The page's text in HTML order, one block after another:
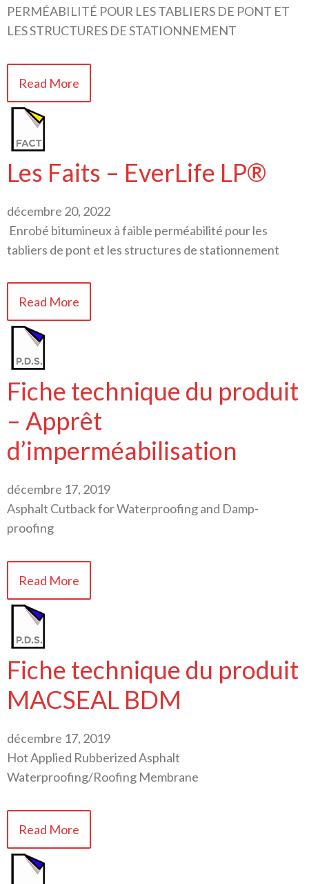
PERMÉABILITÉ POUR LES TABLIERS DE PONT ET
LES STRUCTURES DE STATIONNEMENT
Read More
Les Faits – EverLife LP®
décembre 20, 2022
Enrobé bitumineux à faible perméabilité pour les
tabliers de pont et les structures de stationnement
Read More
Fiche technique du produit
– Apprêt
d’imperméabilisation
décembre 17, 2019
Asphalt Cutback for Waterproofing and Damp-
proofing
Read More
Fiche technique du produit
MACSEAL BDM
décembre 17, 2019
Hot Applied Rubberized Asphalt
Waterproofing/Roofing Membrane
Read More